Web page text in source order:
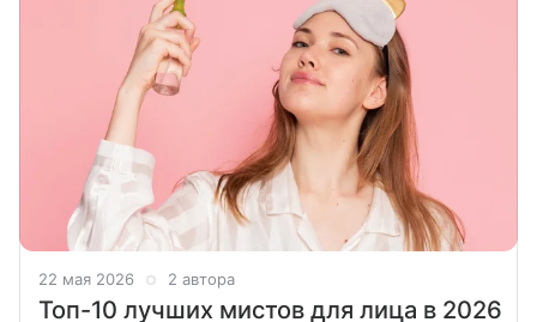
22 мая 2026 2 автора
Топ-10 лучших мистов для лица в 2026